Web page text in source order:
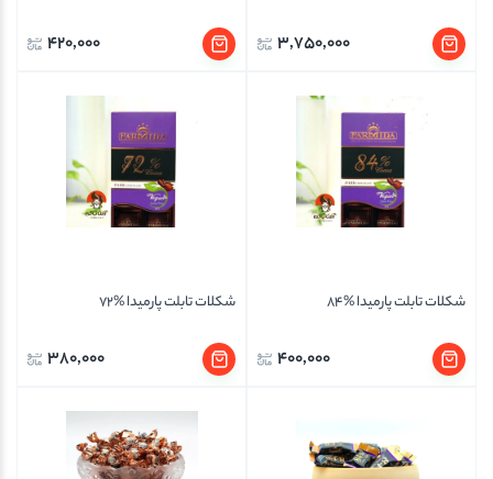
3,750,000
420,000
شکلات تابلت پارمیدا %84
400,000
شکلات تابلت پارمیدا %72
380,000